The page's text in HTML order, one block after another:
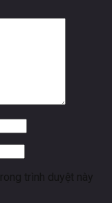
trình duyệt này